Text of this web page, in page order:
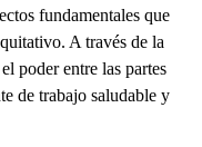
fundamentales que
A través de la
poder entre las partes
de trabajo saludable y